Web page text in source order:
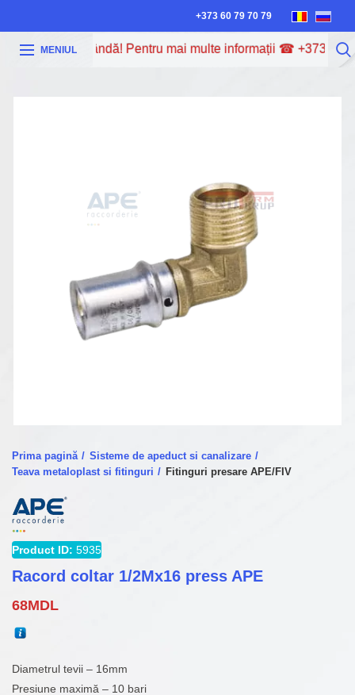
+373 60 79 70 79
MENIUL
la 0% dobândă! Pentru mai multe informații ☎ +373 60 79
Prima pagină
Sisteme de apeduct si canalizare
Teava metaloplast si fitinguri
Fitinguri presare APE/FIV
Product ID: 5935
Racord coltar 1/2Mx16 press APE
68MDL
Diametrul tevii – 16mm
Presiune maximă – 10 bari